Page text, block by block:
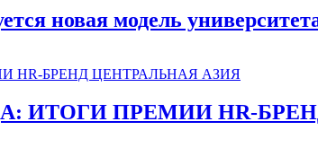
новая модель
ИТОГИ ПРЕМИИ HR-